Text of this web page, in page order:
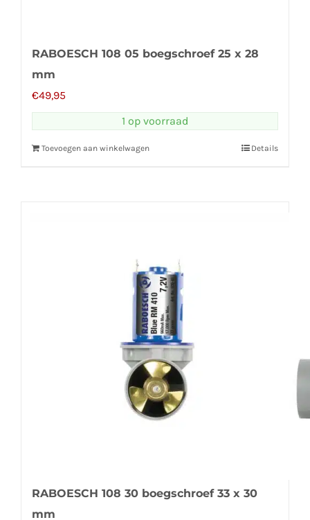
RABOESCH 108 05 boegschroef 25 x 28
mm
€49,95
1 op voorraad
Toevoegen aan winkelwagen Details
RABOESCH 108 30 boegschroef 33 x 30
mm